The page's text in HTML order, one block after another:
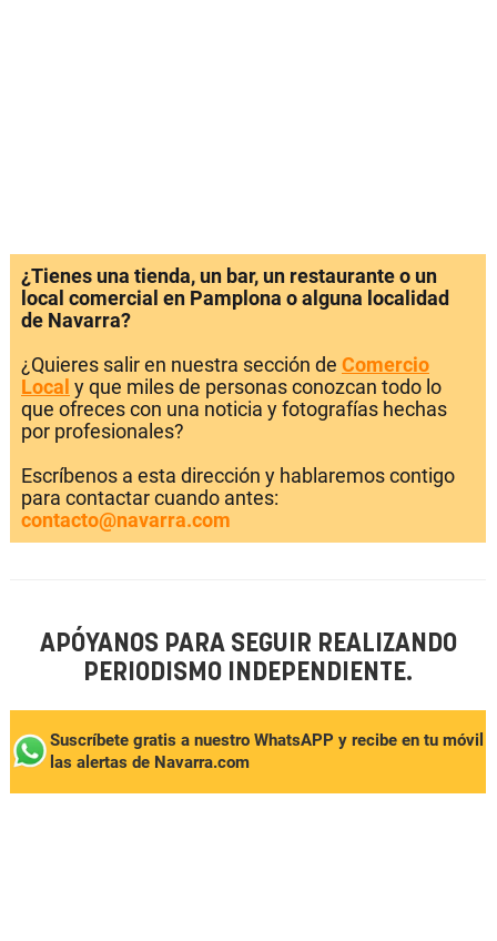
¿Tienes una tienda, un bar, un restaurante o un
local comercial en Pamplona o alguna localidad
de Navarra?
¿Quieres salir en nuestra sección de Comercio
Local y que miles de personas conozcan todo lo
que ofreces con una noticia y fotografías hechas
por profesionales?
Escríbenos a esta dirección y hablaremos contigo
para contactar cuando antes:
contacto@navarra.com
APÓYANOS PARA SEGUIR REALIZANDO
PERIODISMO INDEPENDIENTE.
Suscríbete gratis a nuestro WhatsAPP y recibe en tu móvil
las alertas de Navarra.com